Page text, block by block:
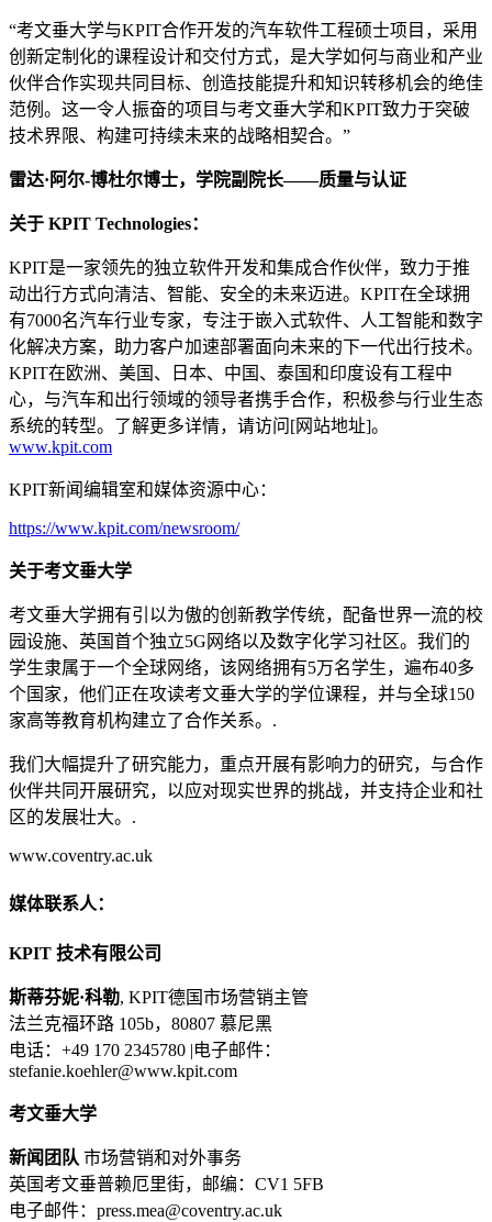
“考文垂大学与KPIT合作开发的汽车软件工程硕士项目，采用
创新定制化的课程设计和交付方式，是大学如何与商业和产业
伙伴合作实现共同目标、创造技能提升和知识转移机会的绝佳
范例。这一令人振奋的项目与考文垂大学和KPIT致力于突破
技术界限、构建可持续未来的战略相契合。”
雷达·阿尔-博杜尔博士，学院副院长——质量与认证
关于 KPIT Technologies：
KPIT是一家领先的独立软件开发和集成合作伙伴，致力于推
动出行方式向清洁、智能、安全的未来迈进。KPIT在全球拥
有7000名汽车行业专家，专注于嵌入式软件、人工智能和数字
化解决方案，助力客户加速部署面向未来的下一代出行技术。
KPIT在欧洲、美国、日本、中国、泰国和印度设有工程中
心，与汽车和出行领域的领导者携手合作，积极参与行业生态
系统的转型。了解更多详情，请访问[网站地址]。
www.kpit.com
KPIT新闻编辑室和媒体资源中心：
https://www.kpit.com/newsroom/
关于考文垂大学
考文垂大学拥有引以为傲的创新教学传统，配备世界一流的校
园设施、英国首个独立5G网络以及数字化学习社区。我们的
学生隶属于一个全球网络，该网络拥有5万名学生，遍布40多
个国家，他们正在攻读考文垂大学的学位课程，并与全球150
家高等教育机构建立了合作关系。.
我们大幅提升了研究能力，重点开展有影响力的研究，与合作
伙伴共同开展研究，以应对现实世界的挑战，并支持企业和社
区的发展壮大。.
www.coventry.ac.uk
媒体联系人：
KPIT 技术有限公司
斯蒂芬妮·科勒, KPIT德国市场营销主管
法兰克福环路 105b，80807 慕尼黑
电话：+49 170 2345780 |电子邮件：
stefanie.koehler@www.kpit.com
考文垂大学
新闻团队 市场营销和对外事务
英国考文垂普赖厄里街，邮编：CV1 5FB
电子邮件：press.mea@coventry.ac.uk